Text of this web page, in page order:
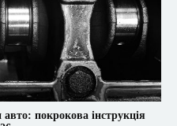
покрокова інструкція